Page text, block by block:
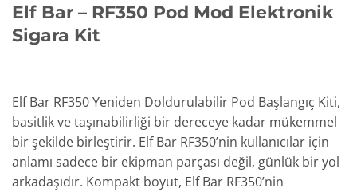
Elf Bar – RF350 Pod Mod Elektronik
Sigara Kit
Elf Bar RF350 Yeniden Doldurulabilir Pod Başlangıç ​​Kiti,
basitlik ve taşınabilirliği bir dereceye kadar mükemmel
bir şekilde birleştirir. Elf Bar RF350’nin kullanıcılar için
anlamı sadece bir ekipman parçası değil, günlük bir yol
arkadaşıdır. Kompakt boyut, Elf Bar RF350’nin